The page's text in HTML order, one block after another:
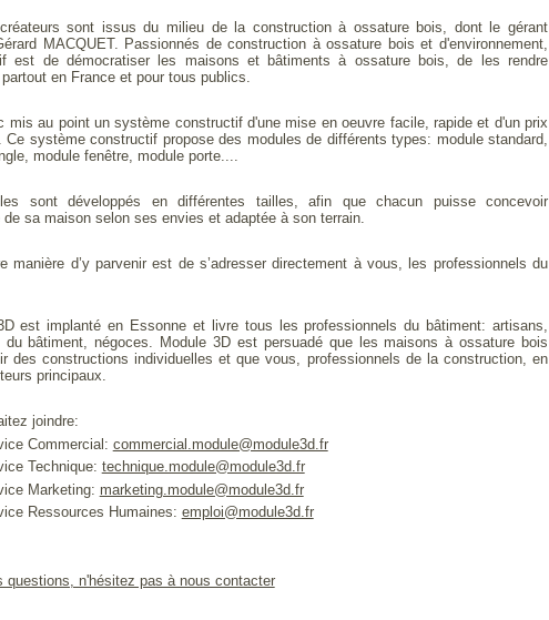
sont issus du milieu de la construction à ossature bois, dont le gérant
MACQUET. Passionnés de construction à ossature bois et d'environnement,
est de démocratiser les maisons et bâtiments à ossature bois, de les rendre
en France et pour tous publics.
mis au point un système constructif d'une mise en oeuvre facile, rapide et d'un prix
Ce système constructif propose des modules de différents types: module standard,
module fenêtre, module porte....
sont développés en différentes tailles, afin que chacun puisse concevoir
de sa maison selon ses envies et adaptée à son terrain.
manière d’y parvenir est de s’adresser directement à vous, les professionnels du
est implanté en Essonne et livre tous les professionnels du bâtiment: artisans,
du bâtiment, négoces. Module 3D est persuadé que les maisons à ossature bois
des constructions individuelles et que vous, professionnels de la construction, en
principaux.
joindre:
Commercial: commercial.module@module3d.fr
Technique: technique.module@module3d.fr
Marketing: marketing.module@module3d.fr
Ressources Humaines: emploi@module3d.fr
questions, n'hésitez pas à nous contacter